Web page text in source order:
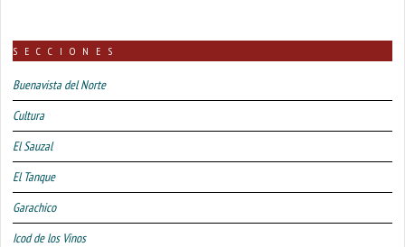
SECCIONES
Buenavista del Norte
Cultura
El Sauzal
El Tanque
Garachico
Icod de los Vinos